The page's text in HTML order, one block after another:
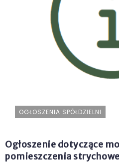
OGŁOSZENIA SPÓŁDZIELNI
Ogłoszenie dotyczące
pomieszczenia